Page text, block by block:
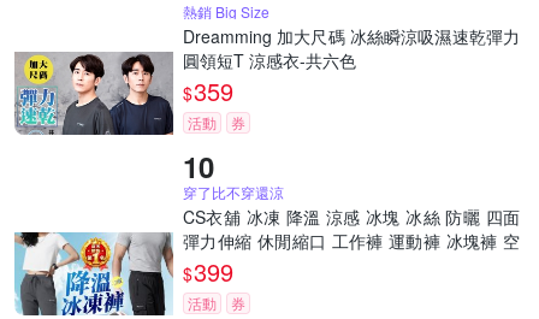
熱銷 Big Size
Dreamming 加大尺碼 冰絲瞬涼吸濕速乾彈力
圓領短T 涼感衣-共六色
$359
活動 券
穿了比不穿還涼
CS衣舖 冰凍 降溫 涼感 冰塊 冰絲 防曬 四面
彈力伸縮 休閒縮口 工作褲 運動褲 冰塊褲 空
調褲
$399
活動 券